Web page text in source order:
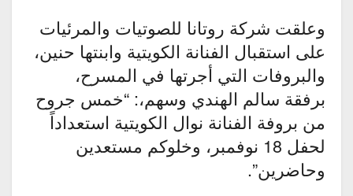
وعلقت شركة روتانا للصوتيات والمرئيات
على استقبال الفنانة الكويتية وابنتها حنين،
والبروفات التي أجرتها في المسرح،
برفقة سالم الهندي وسهم،: “خمس جروح
من بروفة الفنانة نوال الكويتية استعداداً
لحفل 18 نوفمبر، وخلوكم مستعدين
وحاضرين”.